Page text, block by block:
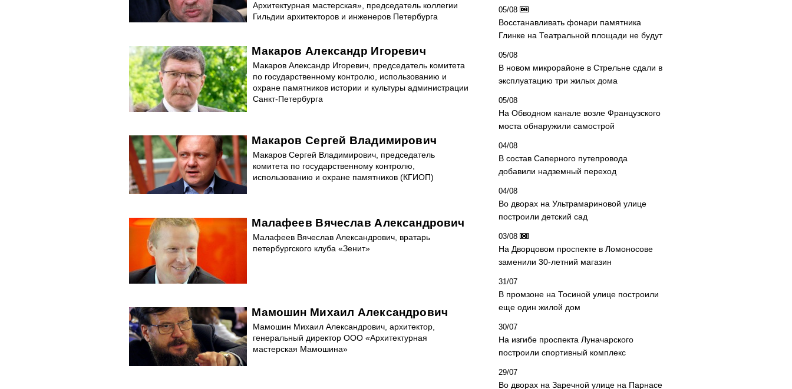
Архитектурная мастерская», председатель коллегии
Гильдии архитекторов и инженеров Петербурга
Макаров Александр Игоревич
Макаров Александр Игоревич, председатель комитета
по государственному контролю, использованию и
охране памятников истории и культуры администрации
Санкт-Петербурга
Макаров Сергей Владимирович
Макаров Сергей Владимирович, председатель
комитета по государственному контролю,
использованию и охране памятников (КГИОП)
Малафеев Вячеслав Александрович
Малафеев Вячеслав Александрович, вратарь
петербургского клуба «Зенит»
Мамошин Михаил Александрович
Мамошин Михаил Александрович, архитектор,
генеральный директор ООО «Архитектурная
мастерская Мамошина»
05/08
Восстанавливать фонари памятника
Глинке на Театральной площади не будут
05/08
В новом микрорайоне в Стрельне сдали в
эксплуатацию три жилых дома
05/08
На Обводном канале возле Французского
моста обнаружили самострой
04/08
В состав Саперного путепровода
добавили надземный переход
04/08
Во дворах на Ультрамариновой улице
построили детский сад
03/08
На Дворцовом проспекте в Ломоносове
заменили 30-летний магазин
31/07
В промзоне на Тосиной улице построили
еще один жилой дом
30/07
На изгибе проспекта Луначарского
построили спортивный комплекс
29/07
Во дворах на Заречной улице на Парнасе